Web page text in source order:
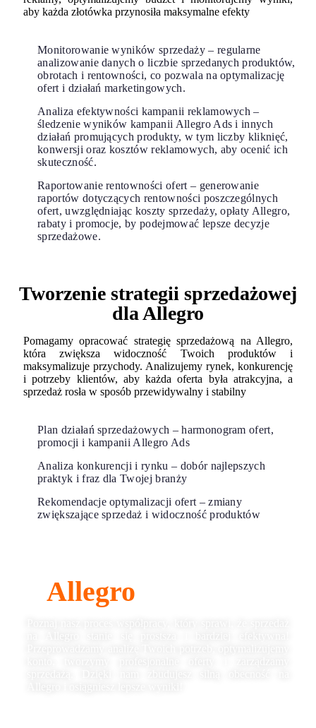
aby każda złotówka przynosiła maksymalne efekty
Monitorowanie wyników sprzedaży – regularne
analizowanie danych o liczbie sprzedanych produktów,
obrotach i rentowności, co pozwala na optymalizację
ofert i działań marketingowych.
Analiza efektywności kampanii reklamowych –
śledzenie wyników kampanii Allegro Ads i innych
działań promujących produkty, w tym liczby kliknięć,
konwersji oraz kosztów reklamowych, aby ocenić ich
skuteczność.
Raportowanie rentowności ofert – generowanie
raportów dotyczących rentowności poszczególnych
ofert, uwzględniając koszty sprzedaży, opłaty Allegro,
rabaty i promocje, by podejmować lepsze decyzje
sprzedażowe.
Tworzenie strategii sprzedażowej
dla Allegro
Pomagamy opracować strategię sprzedażową na Allegro,
która zwiększa widoczność Twoich produktów i
maksymalizuje przychody. Analizujemy rynek, konkurencję
i potrzeby klientów, aby każda oferta była atrakcyjna, a
sprzedaż rosła w sposób przewidywalny i stabilny
Plan działań sprzedażowych – harmonogram ofert,
promocji i kampanii Allegro Ads
Analiza konkurencji i rynku – dobór najlepszych
praktyk i fraz dla Twojej branży
Rekomendacje optymalizacji ofert – zmiany
zwiększające sprzedaż i widoczność produktów
Allegro